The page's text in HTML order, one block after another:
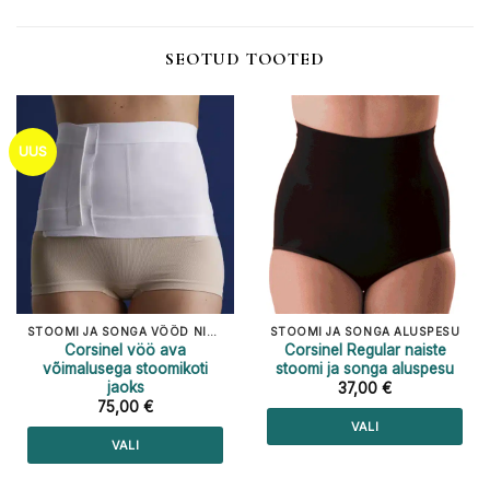
SEOTUD TOOTED
UUS
STOOMI JA SONGA VÖÖD NING TUUBID
Corsinel vöö ava
võimalusega stoomikoti
jaoks
75,00 €
VALI
STOOMI JA SONGA ALUSPESU
Corsinel Regular naiste
stoomi ja songa aluspesu
37,00 €
VALI